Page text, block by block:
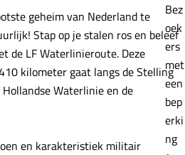
Bez
oek
ers
met
een
bep
erki
ng
geheim van Nederland te
Stap op je stalen ros en beleef
de LF Waterlinieroute. Deze
kilometer gaat langs de Stelling
Waterlinie en de
en karakteristiek militair